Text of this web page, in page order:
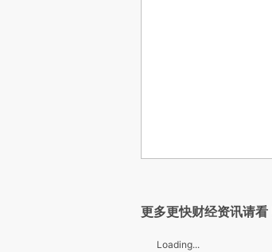
更多更快财经资讯请看
Loading...